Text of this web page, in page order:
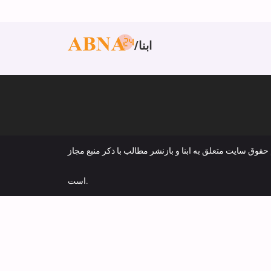
ابنا
حقوق سایت متعلق به ابنا و بازنشر مطالب با ذکر منبع مجاز
است.